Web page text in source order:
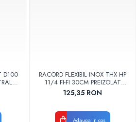
D100
RACORD FLEXIBIL INOX THX HP
11/4 FI-FI 30CM PREIZOLAT
PENTRU POMPA DE CALDURA -
THX
125,35 RON
Adauga in cos